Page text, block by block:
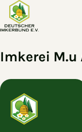
Zum Hauptinhalt
Imkerei M.u